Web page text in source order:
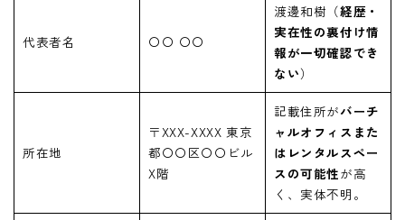
代表者名 〇〇 〇〇
渡邊和樹（経歴・
実在性の裏付け情
報が一切確認でき
ない）
所在地
〒XXX-XXXX 東京
都〇〇区〇〇ビル
X階
記載住所がバーチ
ャルオフィスまた
はレンタルスペー
スの可能性が高
く、実体不明。